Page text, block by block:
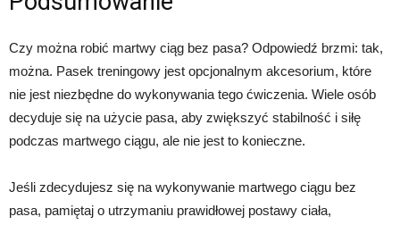
Czy można robić martwy ciąg bez pasa? Odpowiedź brzmi: tak,
można. Pasek treningowy jest opcjonalnym akcesorium, które
nie jest niezbędne do wykonywania tego ćwiczenia. Wiele osób
decyduje się na użycie pasa, aby zwiększyć stabilność i siłę
podczas martwego ciągu, ale nie jest to konieczne.
Jeśli zdecydujesz się na wykonywanie martwego ciągu bez
pasa, pamiętaj o utrzymaniu prawidłowej postawy ciała,